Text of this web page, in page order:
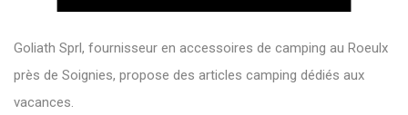
Goliath Sprl, fournisseur en accessoires de camping au Roeulx
près de Soignies, propose des articles camping dédiés aux
vacances.